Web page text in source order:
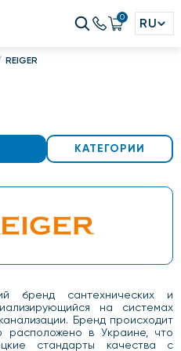
0 RU
REIGER
КАТЕГОРИИ
бренд сантехнических и
на системах
Бренд происходит
расположено в Украине, что
стандарты качества с